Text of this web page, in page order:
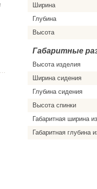
Ширина
Глубина
Высота
Габаритные
Высота изделия
Ширина сидения
Глубина сидения
Высота спинки
Габаритная ширина
Габаритная глубина